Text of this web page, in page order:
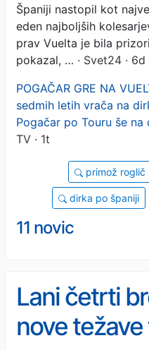
Španiji nastopil kot
eden najboljših
prav Vuelta je bila
pokazal, … · Svet24 · 6d
POGAČAR GRE NA
sedmih letih vrača na
Pogačar po Touru še
TV · 1t
primož roglič
dirka po španiji
11 novic
Lani četrti
nove